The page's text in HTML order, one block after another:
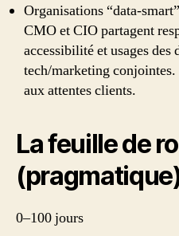
Organisations
CMO et CIO partagent
accessibilité et usages des
tech/marketing
aux attentes clients.
La feuille de
0–100 jours